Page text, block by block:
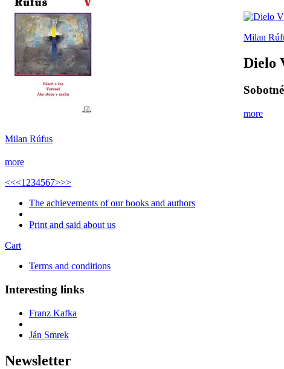
Milan Rúfus
more
Milan
Dielo
more
<<<1234567>>>
The achievements of our books and authors
Print and said about us
Cart
Terms and conditions
Interesting links
Franz Kafka
Ján Smrek
Newsletter